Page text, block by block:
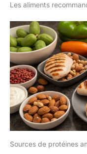
Les aliments
Sources de protéines